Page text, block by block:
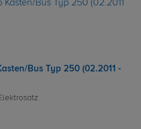
Bus Typ 250 (02.2011 -